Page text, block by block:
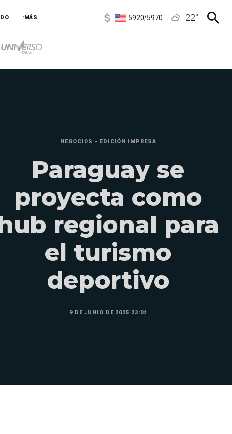
:MÁS
1120/1160
22°
NEGOCIOS - EDICIÓN IMPRESA
Paraguay se
proyecta como
regional para
el turismo
deportivo
9 DE JUNIO DE 2025 23:02